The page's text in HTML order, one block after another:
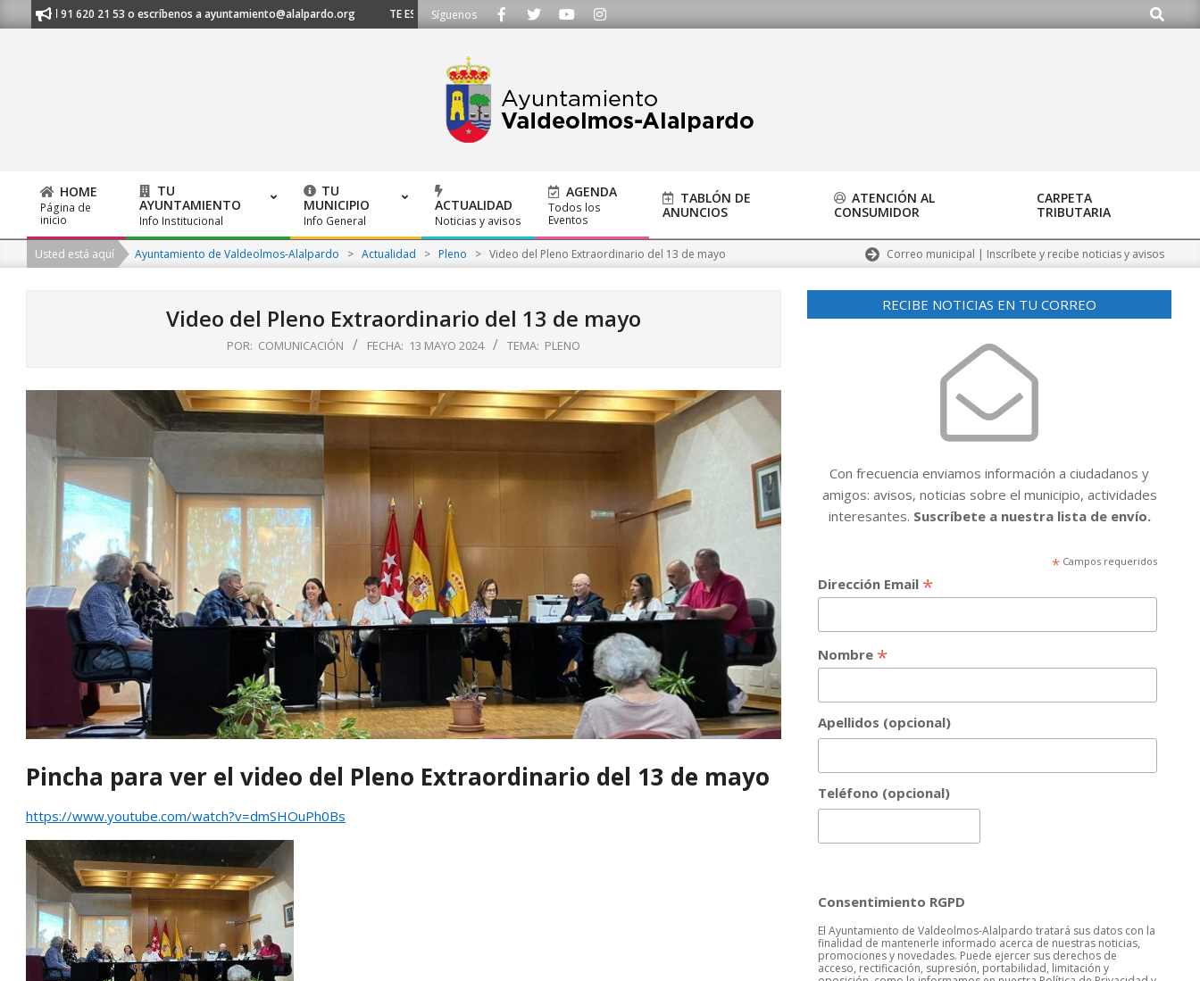
to
al 91 620 21 53 o escríbenos a ayuntamiento@alalpardo.org TE ESCUCHAMOS - Llámanos al 91 620 21 53 o escríbenos a ayuntamiento@alalpardo.org
Síguenos Buscar
Primary
Navigation
Menu
HOME
Página de
inicio
TU
AYUNTAMIENTO
Info Institucional
TU
MUNICIPIO
Info General
ACTUALIDAD
Noticias y avisos
AGENDA
Todos los
Eventos
TABLÓN DE
ANUNCIOS
ATENCIÓN AL
CONSUMIDOR
CARPETA
TRIBUTARIA
Usted está aquí Ayuntamiento de Valdeolmos-Alalpardo > Actualidad > Pleno > Video del Pleno Extraordinario del 13 de mayo Correo municipal | Inscríbete y recibe noticias y avisos
Video del Pleno Extraordinario del 13 de mayo
POR: COMUNICACIÓN FECHA: 13 MAYO 2024 TEMA: PLENO
Pincha para ver el video del Pleno Extraordinario del 13 de mayo
https://www.youtube.com/watch?v=dmSHOuPh0Bs
RECIBE NOTICIAS EN TU CORREO
Con frecuencia enviamos información a ciudadanos y
amigos: avisos, noticias sobre el municipio, actividades
interesantes. Suscríbete a nuestra lista de envío.
* Campos requeridos
Dirección Email *
Nombre *
Apellidos (opcional)
Teléfono (opcional)
Consentimiento RGPD
El Ayuntamiento de Valdeolmos-Alalpardo tratará sus datos con la
finalidad de mantenerle informado acerca de nuestras noticias,
promociones y novedades. Puede ejercer sus derechos de
acceso, rectificación, supresión, portabilidad, limitación y